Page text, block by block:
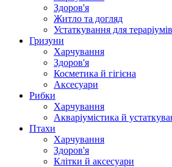
Здоров'я
Житло та догляд
Устаткування для тераріумів
Гризуни
Харчування
Здоров'я
Косметика й гігієна
Аксесуари
Рибки
Харчування
Акваріумістика й
Птахи
Харчування
Здоров'я
Клітки й аксесуари